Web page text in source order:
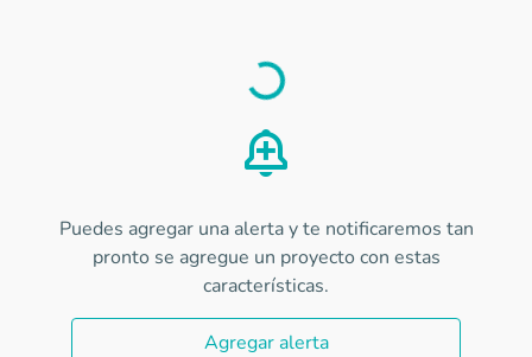
Load
Puedes agregar una alerta y te notificaremos tan
pronto se agregue un proyecto con estas
características.
Agregar alerta